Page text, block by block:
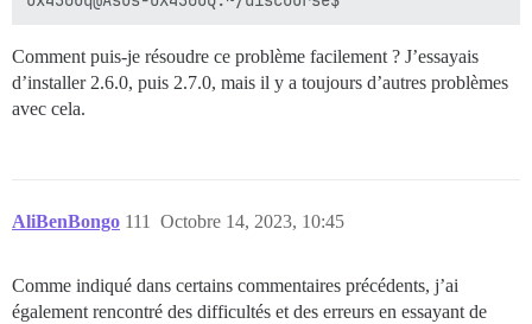
Comment puis-je résoudre ce problème facilement ? J’essayais
d’installer 2.6.0, puis 2.7.0, mais il y a toujours d’autres problèmes
avec cela.
AliBenBongo Octobre 14, 2023, 10:45
111
Comme indiqué dans certains commentaires précédents, j’ai
également rencontré des difficultés et des erreurs en essayant de